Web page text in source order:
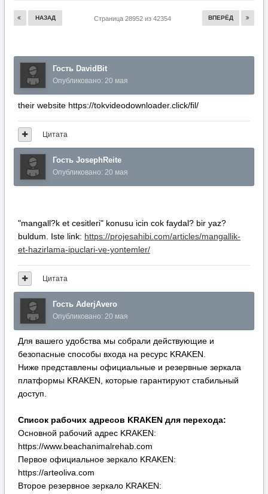
Гость JosephReite
"mangall?k et cesitleri" konusu icin cok faydal? bir yaz?
buldum. Iste link:https://projesahibi.com/articles/mangallik-
Цитата
Гость AderjAvero
Опубликовано:20 мая
безопасные способы входа на ресурс KRAKEN.
Ниже представлены официальные и резервные зеркала
платформы KRAKEN, которые гарантируют стабильный
Список рабочих адресов KRAKEN для перехода:
Основной рабочий адрес KRAKEN:
https://www.beachanimalrehab.com
Первое официальное зеркало KRAKEN:
https://arteoliva.com
Второе резервное зеркало KRAKEN:
https://ebuenasnoticias.com
Еще зеркала:
https://projectcars.com
https://drarealestate.com
https://www.staufen-inkasso.de
https://www.jeremywilmot.com.au
https://www.4kenya.info
https://www.4kenya.info/en/home/